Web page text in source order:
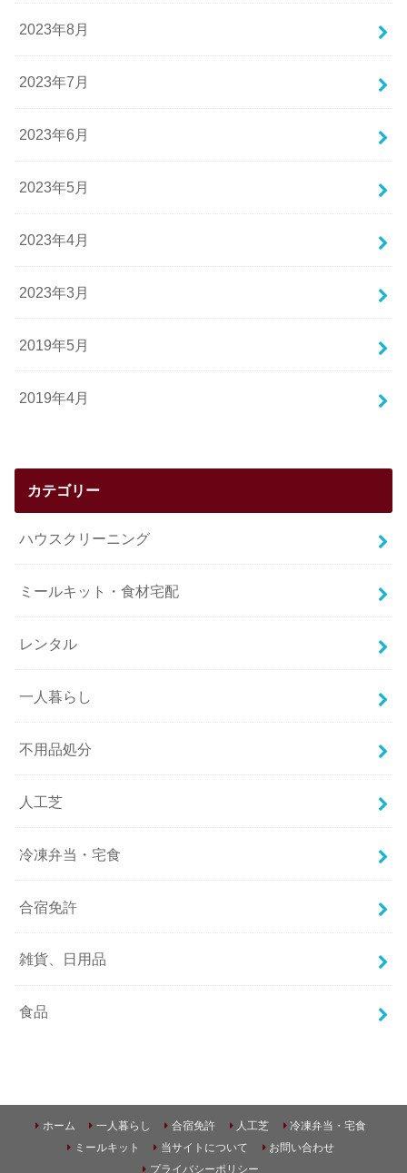
2023年8月
2023年7月
2023年6月
2023年5月
2023年4月
2023年3月
2019年5月
2019年4月
カテゴリー
ハウスクリーニング
ミールキット・食材宅配
レンタル
一人暮らし
不用品処分
人工芝
冷凍弁当・宅食
合宿免許
雑貨、日用品
食品
ホーム 一人暮らし 合宿免許 人工芝
冷凍弁当・宅食
ミールキット
当サイトについて
お問い合わせ
プライバシーポリシー